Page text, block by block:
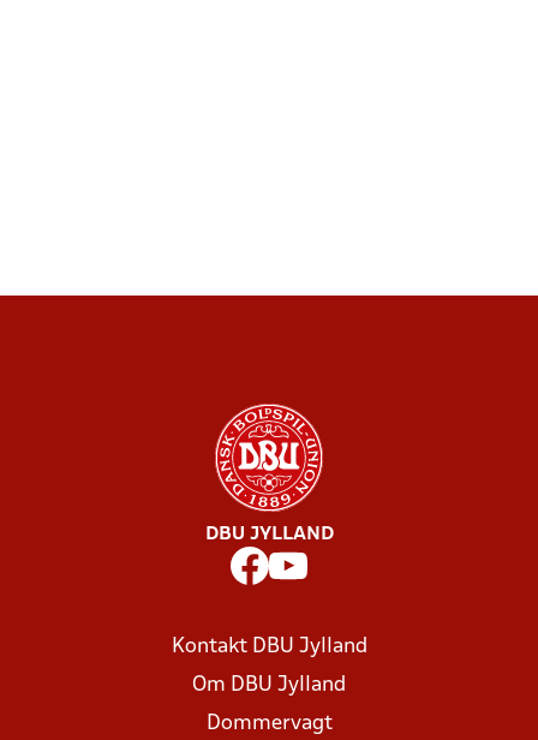
DBU JYLLAND
Kontakt DBU Jylland
Om DBU Jylland
Dommervagt